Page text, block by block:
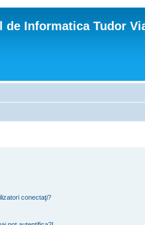
de Informatica Tudor
conectaţi?